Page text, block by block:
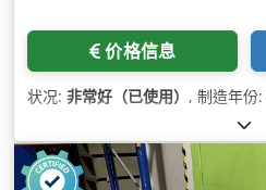
价格信息
状况: 非常好（已使用） , 制造年份: